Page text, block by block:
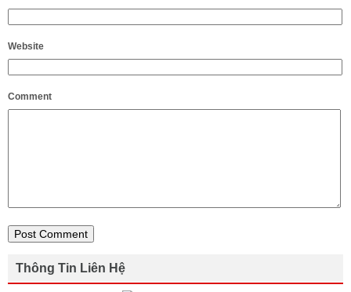
Website
Comment
Thông Tin Liên Hệ